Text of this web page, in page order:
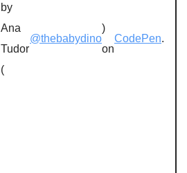
by
Ana
Tudor
(
@thebabydino
)
on
CodePen.